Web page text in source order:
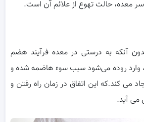
معده، حالت تهوع از علائم آن است.
آنکه به درستی در معده فرآیند هضم
وارد روده می‌شود سبب سوء هاضمه شده و
می کند.که این اتفاق در زمان راه رفتن و
می آید.